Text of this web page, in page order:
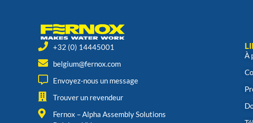
+32 (0) 14445001
belgium@fernox.com
Envoyez-nous un message
Trouver un revendeur
Fernox – Alpha Assembly Solutions
À